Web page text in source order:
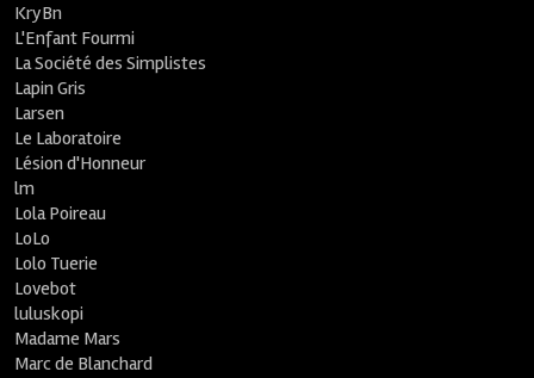
KryBn
L'Enfant Fourmi
La Société des Simplistes
Lapin Gris
Larsen
Le Laboratoire
Lésion d'Honneur
lm
Lola Poireau
LoLo
Lolo Tuerie
Lovebot
luluskopi
Madame Mars
Marc de Blanchard